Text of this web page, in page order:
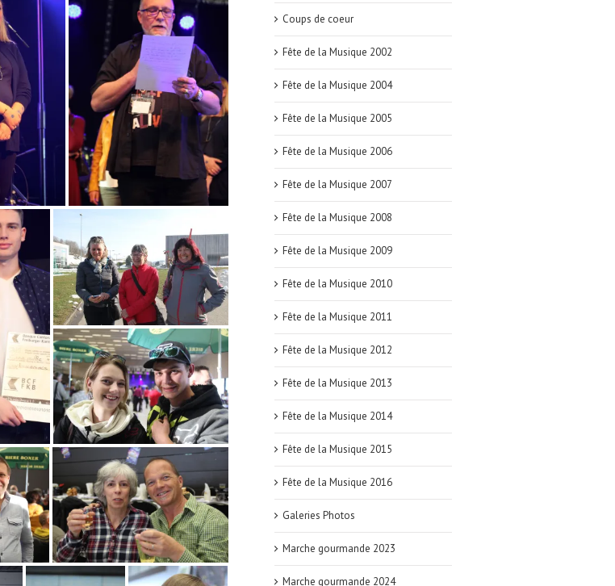
Coups de coeur
Fête de la Musique 2002
Fête de la Musique 2004
Fête de la Musique 2005
Fête de la Musique 2006
Fête de la Musique 2007
Fête de la Musique 2008
Fête de la Musique 2009
Fête de la Musique 2010
Fête de la Musique 2011
Fête de la Musique 2012
Fête de la Musique 2013
Fête de la Musique 2014
Fête de la Musique 2015
Fête de la Musique 2016
Galeries Photos
Marche gourmande 2023
Marche gourmande 2024